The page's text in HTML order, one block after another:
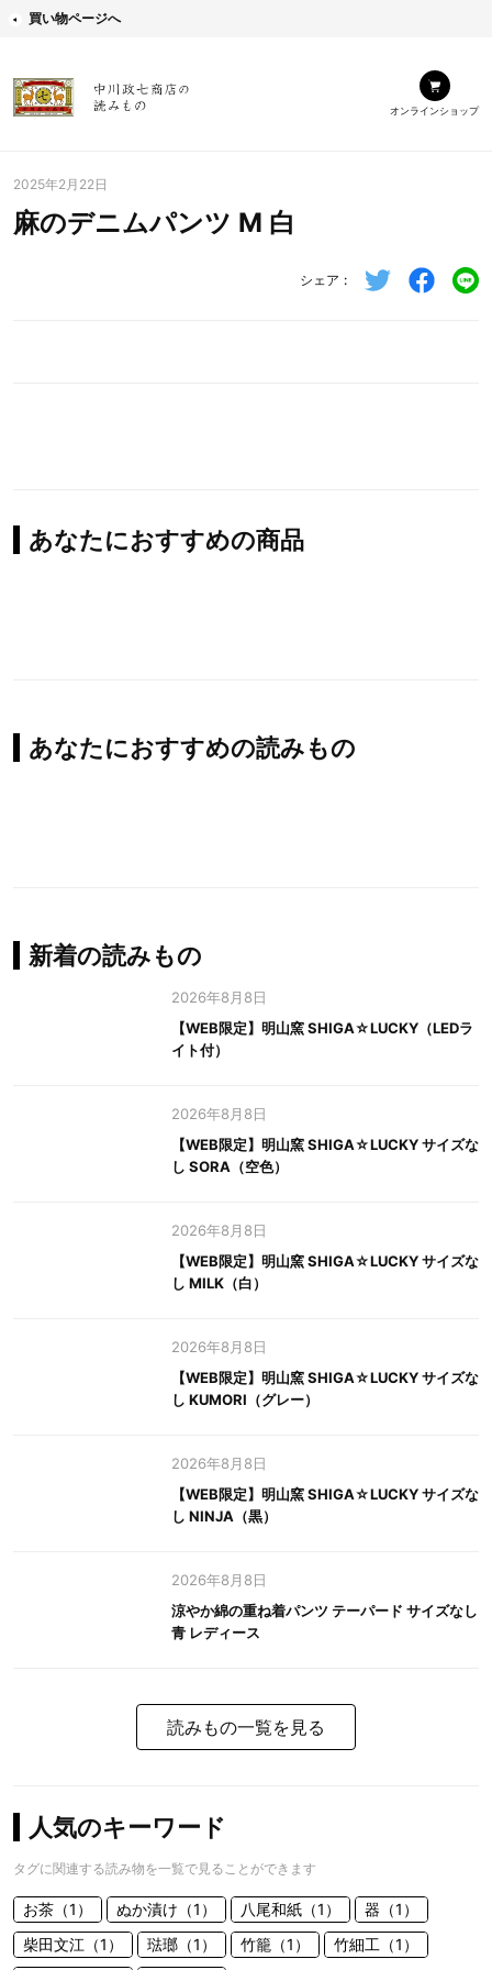
買い物ページへ
オンラインショップ
2025年2月22日
麻のデニムパンツ M 白
シェア
あなたにおすすめの商品
あなたにおすすめの読みもの
新着の読みもの
2026年8月8日
【WEB限定】明山窯 SHIGA☆LUCKY（LEDラ
イト付）
2026年8月8日
【WEB限定】明山窯 SHIGA☆LUCKY サイズな
し SORA（空色）
2026年8月8日
【WEB限定】明山窯 SHIGA☆LUCKY サイズな
し MILK（白）
2026年8月8日
【WEB限定】明山窯 SHIGA☆LUCKY サイズな
し KUMORI（グレー）
2026年8月8日
【WEB限定】明山窯 SHIGA☆LUCKY サイズな
し NINJA（黒）
2026年8月8日
涼やか綿の重ね着パンツ テーパード サイズなし
青 レディース
読みもの一覧を見る
人気のキーワード
タグに関連する読み物を一覧で見ることができます
お茶（1） ぬか漬け（1） 八尾和紙（1）
器（1）
柴田文江（1）
琺瑯（1） 竹籠（1） 竹細工（1）